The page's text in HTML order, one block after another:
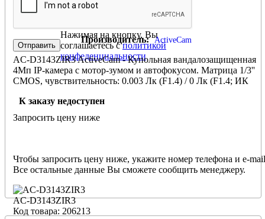
Нажимая на кнопку, Вы
соглашаетесь сполитикой
конфеденциальности
AC-D3143ZIR3
Производитель: ActiveCam
AC-D3143ZIR3 ActiveCam - Купольная вандалозащищенная
4Мп IP-камера с мотор-зумом и автофокусом. Матрица 1/3''
CMOS, чувствительность: 0.003 Лк (F1.4) / 0 Лк (F1.4; ИК
@ 25fps, объектив - трансфокатор 2.7-12мм с АРД (зум х4.4,
автофокус), трехосевое крепление, режим "день/ночь"
(механический ИК-фильтр), real WDR (120дБ), 3D-NR,
или PoE (802.3af), -40°C … +60°C, IP67, IK10, ИК-подсветка
до 30м.
К заказу недоступен
Запросить цену ниже
Чтобы запросить цену ниже, укажите номер телефона и e-
Все остальные данные Вы сможете сообщить менеджеру.
AC-D3143ZIR3
Код товара: 206213